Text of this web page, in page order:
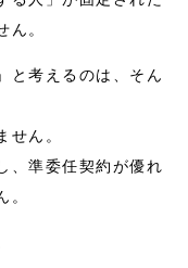
ん。
と考えるのは、そん
せん。
、準委任契約が優れ
。